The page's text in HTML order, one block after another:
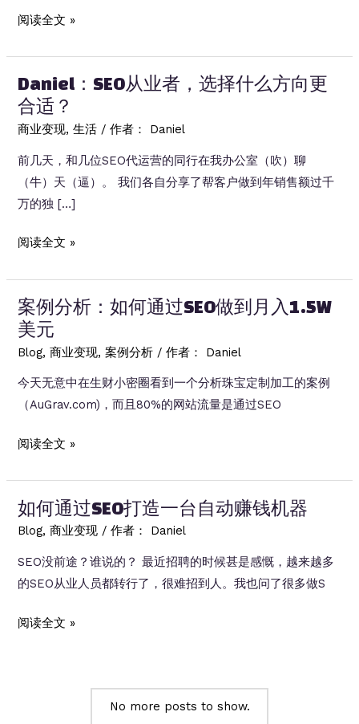
10
金，
他
是
如
何
做
的？
销
额
突
破
25
美
金，
他
如
做
到
的？
深
析：
SEO
代
营
究
竟
能
能
赚
钱？
阅读全文 »
Daniel：SEO从业者，选择什么方向更
合适？
商业变现,生活 / 作者： Daniel
前几天，和几位SEO代运营的同行在我办公室（吹）聊
（牛）天（逼）。 我们各自分享了帮客户做到年销售额过千
万的独 […]
Daniel：
业
者，
选
么
方
更
合
适？
阅读全文 »
案例分析：如何通过SEO做到月入1.5W
美元
Blog,商业变现,案例分析 / 作者： Daniel
今天无意中在生财小密圈看到一个分析珠宝定制加工的案例
（AuGrav.com)，而且80%的网站流量是通过SEO
案
析：
如
SEO
阅读全文 »
如何通过SEO打造一台自动赚钱机器
Blog,商业变现 / 作者： Daniel
SEO没前途？谁说的？ 最近招聘的时候甚是感慨，越来越多
的SEO从业人员都转行了，很难招到人。我也问了很多做S
如
阅读全文 »
No more posts to show.